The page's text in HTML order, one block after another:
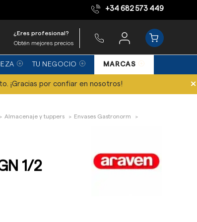
Equipo de expertos +34 682 573 449
¿Eres profesional?
Obtén mejores precios
TU NEGOCIO MARCAS
¡Gracias por confiar en nosotros! ×
Almacenaje y tuppers
Envases Gastronorm
1/2